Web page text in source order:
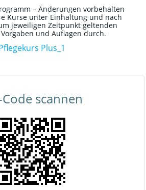
– Änderungen vorbehalten
Kurse unter Einhaltung und nach
jeweiligen Zeitpunkt geltenden
und Auflagen durch.
Plus_1
Code scannen